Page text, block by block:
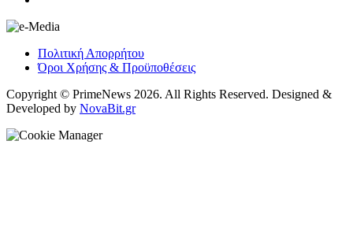
Πολιτική Απορρήτου
Όροι Χρήσης & Προϋποθέσεις
Copyright © PrimeNews 2026. All Rights Reserved. Designed &
Developed by NovaBit.gr